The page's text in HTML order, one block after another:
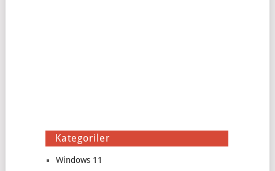
Kategoriler
Windows 11